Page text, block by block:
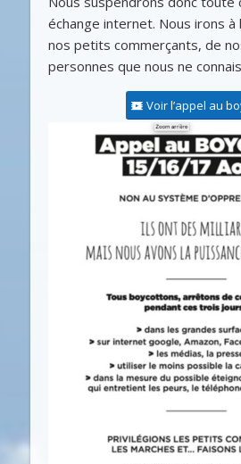
échange internet. Nous irons
nos petits commerçants, de
personnes que nous ne
Voir l’appel au